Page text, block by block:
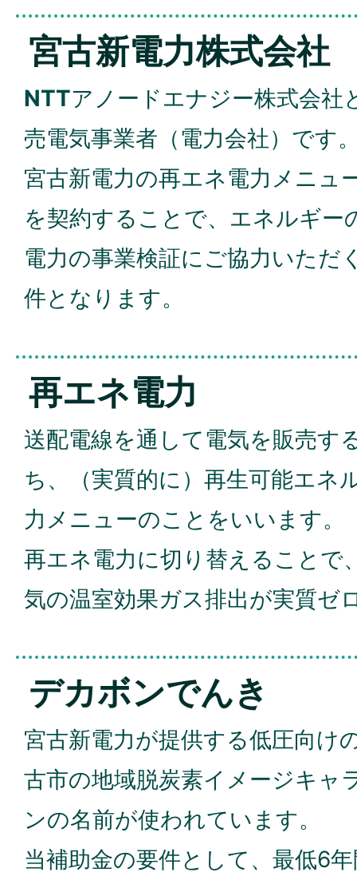
宮古新電力株式会社
NTTアノードエナジー株式会社
売電気事業者（電力会社）です
宮古新電力の再エネ電力メニュ
を契約することで、エネルギー
電力の事業検証にご協力いただ
件となります。
再エネ電力
送配電線を通して電気を販売す
ち、（実質的に）再生可能エネ
力メニューのことをいいます。
再エネ電力に切り替えることで
気の温室効果ガス排出が実質ゼ
デカボンでんき
宮古新電力が提供する低圧向け
古市の地域脱炭素イメージキャ
ンの名前が使われています。
当補助金の要件として、最低6